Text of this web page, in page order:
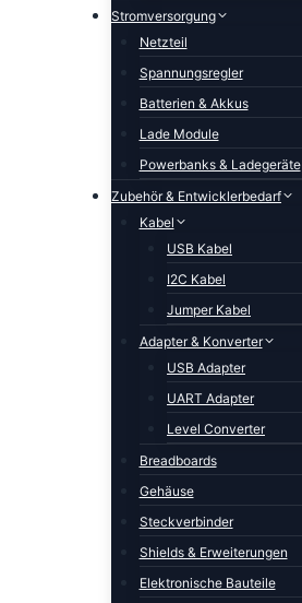
Stromversorgung
Netzteil
Spannungsregler
Batterien & Akkus
Lade Module
Powerbanks & Ladegeräte
Zubehör & Entwicklerbedarf
Kabel
USB Kabel
I2C Kabel
Jumper Kabel
Adapter & Konverter
USB Adapter
UART Adapter
Level Converter
Breadboards
Gehäuse
Steckverbinder
Shields & Erweiterungen
Elektronische Bauteile